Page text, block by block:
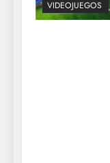
VIDEOJUEGOS